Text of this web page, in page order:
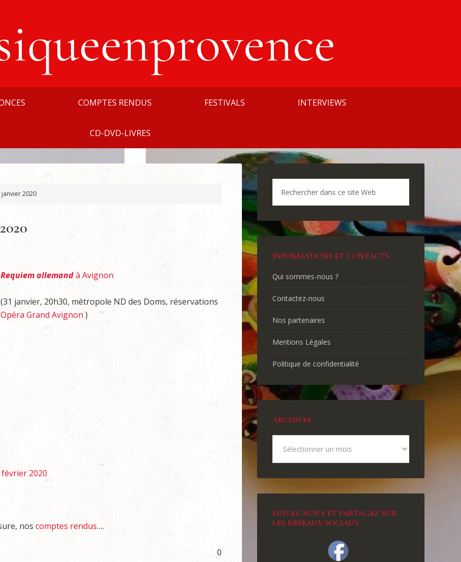
COMPTES RENDUS FESTIVALS INTERVIEWS
CD-DVD-LIVRES
2020
Requiem allemandà Avignon
(31 janvier, 20h30, métropole ND des Doms, réservations
Opéra Grand Avignon)
2020
nos comptes rendus….
0
INFORMATIONS ET CONTACTS
Qui sommes-nous ?
Contactez-nous
Nos partenaires
Mentions Légales
Politique de confidentialité
ARCHIVES
SUIVEZ-NOUS ET PARTAGEZ SUR
LES RÉSEAUX SOCIAUX